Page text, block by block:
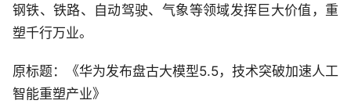
钢铁、铁路、自动驾驶、气象等领域发挥巨大价值，重
塑千行万业。
原标题：《华为发布盘古大模型5.5，技术突破加速人工
智能重塑产业》